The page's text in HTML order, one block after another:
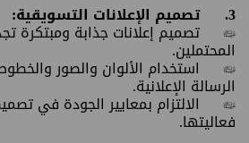
3.
تصميم الإعلانات التسويقية:
• تصميم إعلانات جذابة ومبتكرة
المحتملين.
• استخدام الألوان والصور
الرسالة الإعلانية.
• الالتزام بمعايير الجودة في
فعاليتها.